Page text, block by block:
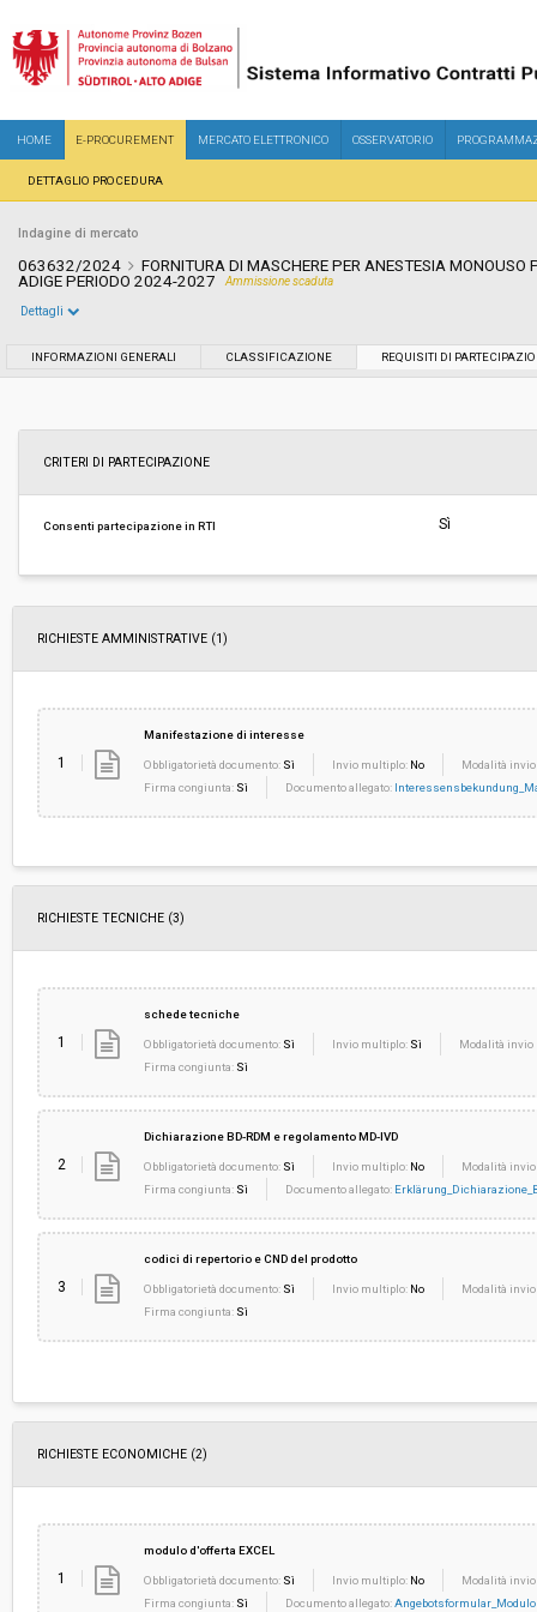
HOME E-PROCUREMENT MERCATO ELETTRONICO OSSERVATORIO
DETTAGLIO PROCEDURA
Indagine di mercato
063632/2024
FORNITURA DI MASCHERE PER ANESTESIA MONOUSO
ADIGE PERIODO 2024-2027
Ammissione scaduta
Svolgimento:
Importo a base di gara soggetto a
Dettagli
INFORMAZIONI GENERALI CLASSIFICAZIONE REQUISITI DI
CRITERI DI PARTECIPAZIONE
Consenti partecipazione in RTI Sì
RICHIESTE AMMINISTRATIVE (1)
1
Manifestazione di interesse
Obbligatorietà documento: Sì Invio multiplo: No
Modalità
Firma congiunta: Sì Documento allegato:
RICHIESTE TECNICHE (3)
1
schede tecniche
Obbligatorietà documento: Sì Invio multiplo: Sì
Modalità invio
Firma congiunta: Sì
2
Dichiarazione BD-RDM e regolamento MD-IVD
Obbligatorietà documento: Sì Invio multiplo: No
Modalità
Firma congiunta: Sì Documento allegato:
3
codici di repertorio e CND del prodotto
Obbligatorietà documento: Sì Invio multiplo: No
Modalità
Firma congiunta: Sì
RICHIESTE ECONOMICHE (2)
1
modulo d'offerta EXCEL
Obbligatorietà documento: Sì Invio multiplo: No
Modalità
Firma congiunta: Sì Documento allegato:Angebotsformular_Modulo